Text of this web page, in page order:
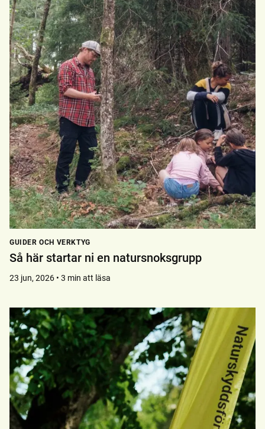
GUIDER OCH VERKTYG
Så här startar ni en natursnoksgrupp
23 jun, 2026 • 3 min att läsa